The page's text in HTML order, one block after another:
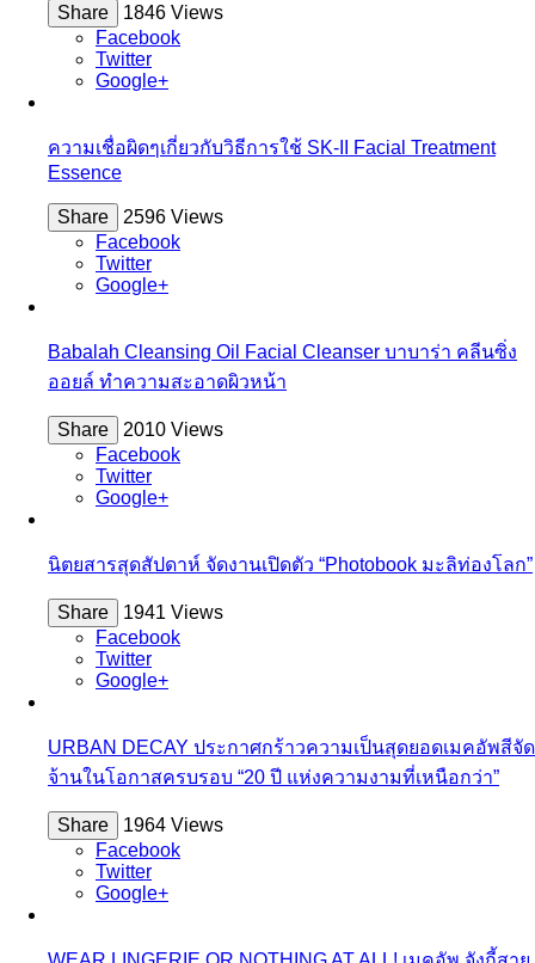
Share
1846 Views
Facebook
Twitter
Google+
ความเชื่อผิดๆเกี่ยวกับวิธีการใช้ SK-II Facial Treatment
Essence
Share
2596 Views
Facebook
Twitter
Google+
Babalah Cleansing Oil Facial Cleanser บาบาร่า คลีนซิ่ง
ออยล์ ทำความสะอาดผิวหน้า
Share
2010 Views
Facebook
Twitter
Google+
นิตยสารสุดสัปดาห์ จัดงานเปิดตัว “Photobook มะลิท่องโลก”
Share
1941 Views
Facebook
Twitter
Google+
URBAN DECAY ประกาศกร้าวความเป็นสุดยอดเมคอัพสีจัด
จ้านในโอกาสครบรอบ “20 ปี แห่งความงามที่เหนือกว่า”
Share
1964 Views
Facebook
Twitter
Google+